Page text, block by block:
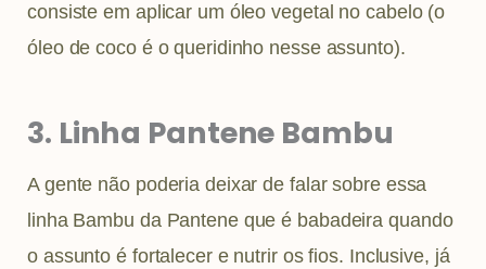
consiste em aplicar um óleo vegetal no cabelo (o
óleo de coco é o queridinho nesse assunto).
3. Linha Pantene Bambu
A gente não poderia deixar de falar sobre essa
linha Bambu da Pantene que é babadeira quando
o assunto é fortalecer e nutrir os fios. Inclusive, já